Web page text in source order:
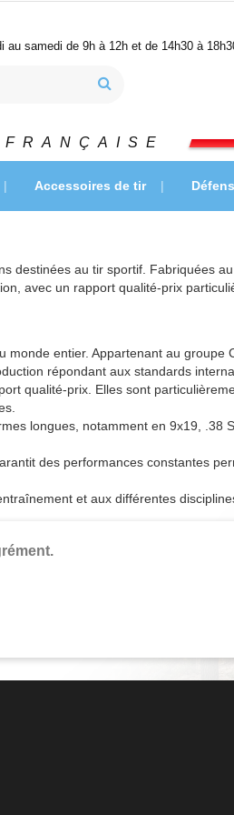
au samedi de 9h à 12h et de 14h30 à
Accessoires de tir
destinées au tir sportif. Fabriquées
avec un rapport qualité-prix
entier. Appartenant au groupe
répondant aux standards
qualité-prix. Elles sont
longues, notamment en 9x19, .38
des performances constantes
et aux différentes